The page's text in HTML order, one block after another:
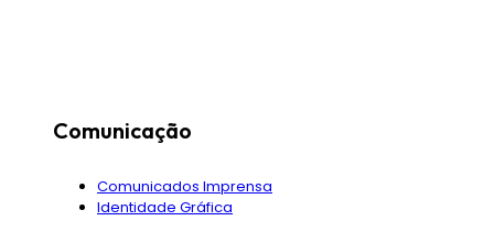
Comunicação
Comunicados Imprensa
Identidade Gráfica